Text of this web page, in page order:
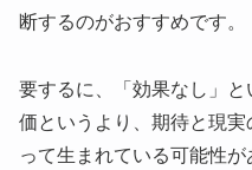
断するのがおすすめです。
要するに、「効果なし」
価というより、期待と現
って生まれている可能性